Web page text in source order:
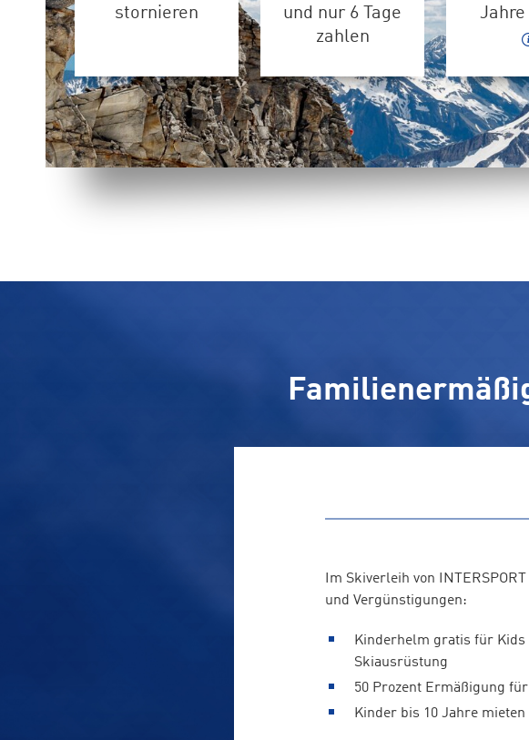
stornieren
und nur 6 Tage
zahlen
Im Skiverleih von
und Vergünstigungen:
Kinderhelm gratis für Kids
Skiausrüstung
50 Prozent Ermäßigung
Kinder bis 10 Jahre